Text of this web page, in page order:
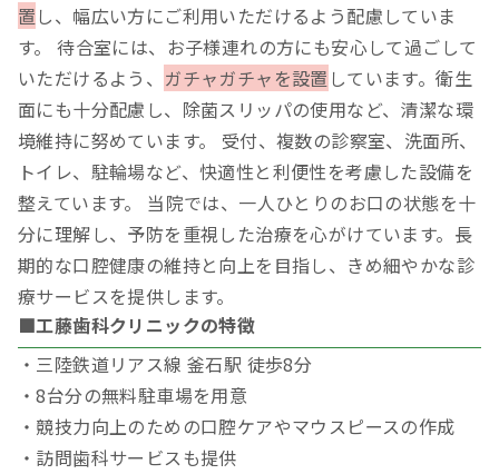
置 し、幅広い方にご利用いただけるよう配慮していま
す。 待合室には、お子様連れの方にも安心して過ごして
いただけるよう、 ガチャガチャを設置 しています。衛生
面にも十分配慮し、除菌スリッパの使用など、清潔な環
境維持に努めています。 受付、複数の診察室、洗面所、
トイレ、駐輪場など、快適性と利便性を考慮した設備を
整えています。 当院では、一人ひとりのお口の状態を十
分に理解し、予防を重視した治療を心がけています。長
期的な口腔健康の維持と向上を目指し、きめ細やかな診
療サービスを提供します。
■工藤歯科クリニックの特徴
・三陸鉄道リアス線 釜石駅 徒歩8分
・8台分の無料駐車場を用意
・競技力向上のための口腔ケアやマウスピースの作成
・訪問歯科サービスも提供